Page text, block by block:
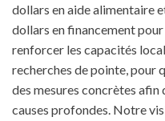
dollars en aide alimentaire
dollars en financement
renforcer les capacités
recherches de pointe, pour
des mesures concrètes
causes profondes. Notre